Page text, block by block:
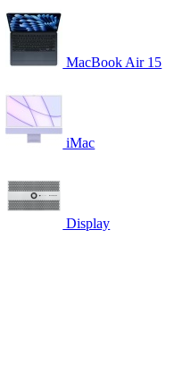
MacBook Air 15
iMac
Display